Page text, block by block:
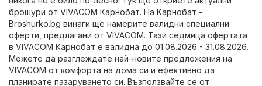
брошури от VIVACOM Карнобат. На Карнобат -
Broshurko.bg винаги ще намерите валидни специални
оферти, предлагани от VIVACOM. Тази седмица офертата
в VIVACOM Карнобат е валидна до 01.08.2026 - 31.08.2026.
Можете да разглеждате най-новите предложения на
VIVACOM от комфорта на дома си и ефективно да
планирате пазаруването си. Възползвайте се от